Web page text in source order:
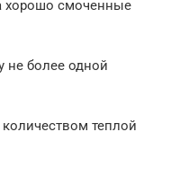
хорошо смоченные
не более одной
теплой